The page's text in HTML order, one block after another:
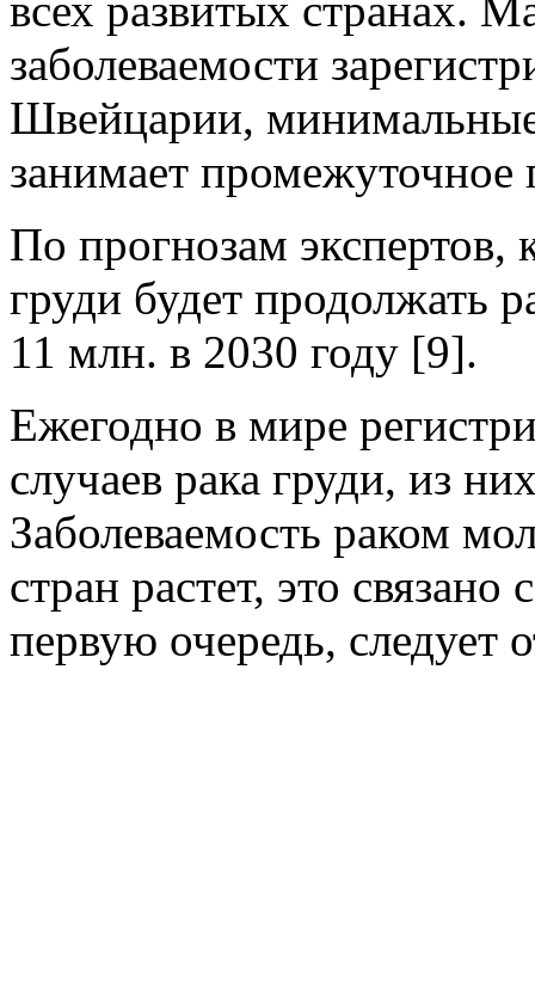
заболеваемости
Швейцарии,
занимает
По прогнозам экспертов,
груди будет продолжать
11 млн. в 2030 году [9].
Ежегодно в мире
случаев рака груди, из
Заболеваемость раком
стран растет, это
первую очередь, следует